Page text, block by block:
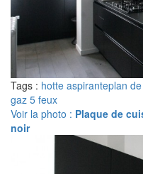
Tags : hotte aspiranteplan
gaz 5 feux
Voir la photo : Plaque de
noir